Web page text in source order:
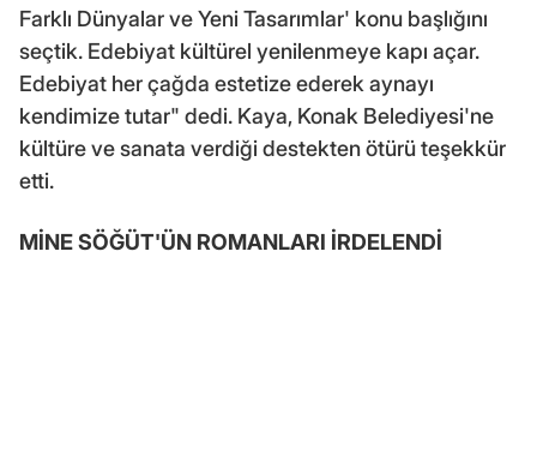
Farklı Dünyalar ve Yeni Tasarımlar' konu başlığını
seçtik. Edebiyat kültürel yenilenmeye kapı açar.
Edebiyat her çağda estetize ederek aynayı
kendimize tutar" dedi. Kaya, Konak Belediyesi'ne
kültüre ve sanata verdiği destekten ötürü teşekkür
etti.
MİNE SÖĞÜT'ÜN ROMANLARI İRDELENDİ